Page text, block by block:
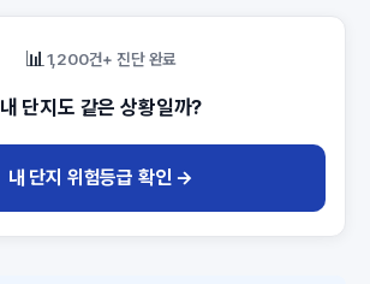
📊1,200건+ 진단 완료
내 단지도 같은 상황일까?
내 단지 위험등급 확인 →